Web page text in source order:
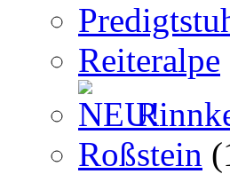
Reiteralpe
Roßstein